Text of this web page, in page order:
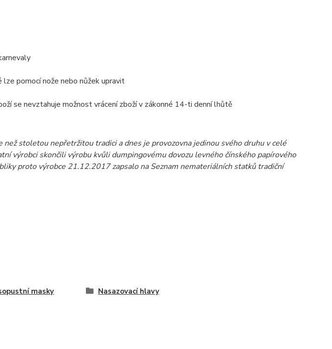
pomocí nože nebo nůžek upravit
se nevztahuje možnost vrácení zboží v zákonné 14-ti denní lhůtě
než stoletou nepřetržitou tradici a dnes je provozovna jedinou svého druhu v celé
výrobci skončili výrobu kvůli dumpingovému dovozu levného čínského papírového
proto výrobce 21.12.2017 zapsalo na Seznam nemateriálních statků tradiční
masky Nasazovací hlavy